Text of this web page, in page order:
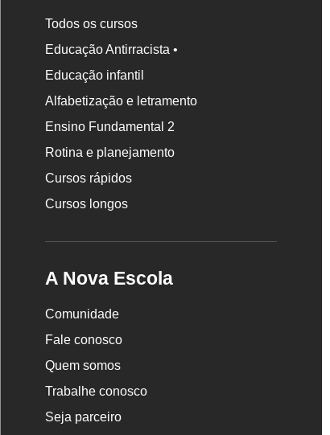
Todos os cursos
Educação Antirracista •
Educação infantil
Alfabetização e letramento
Ensino Fundamental 2
Rotina e planejamento
Cursos rápidos
Cursos longos
A Nova Escola
Comunidade
Fale conosco
Quem somos
Trabalhe conosco
Seja parceiro